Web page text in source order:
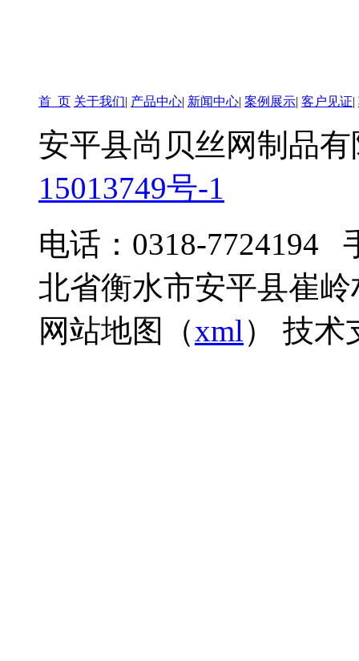
首 页 关于我们| 产品中心| 新闻中心| 案例展示| 客户见证|
安平县尚贝丝网制品
15013749号-1
电话：0318-7724194
北省衡水市安平县崔
网站地图（xml） 技术